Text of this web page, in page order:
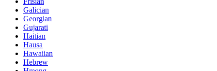
Galician
Georgian
Gujarati
Haitian
Hausa
Hawaiian
Hebrew